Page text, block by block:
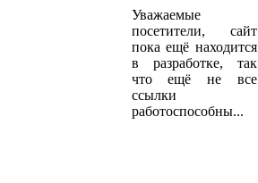
Уважаемые
посетители, сайт
пока ещё находится
в разработке, так
что ещё не все
ссылки
работоспособны...